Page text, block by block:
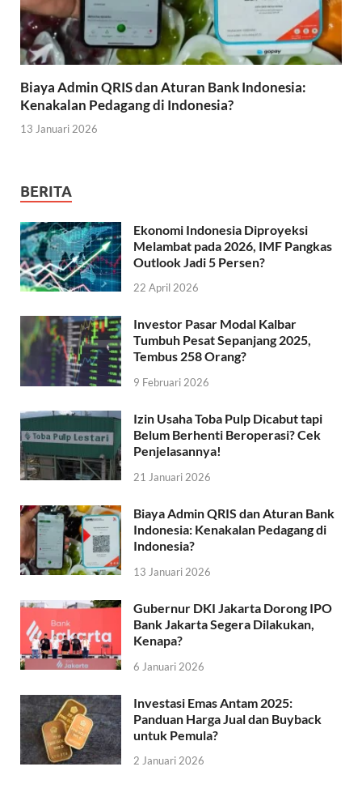
Biaya Admin QRIS dan Aturan Bank Indonesia:
Kenakalan Pedagang di Indonesia?
13 Januari 2026
BERITA
Ekonomi Indonesia Diproyeksi
Melambat pada 2026, IMF Pangkas
Outlook Jadi 5 Persen?
22 April 2026
Investor Pasar Modal Kalbar
Tumbuh Pesat Sepanjang 2025,
Tembus 258 Orang?
9 Februari 2026
Izin Usaha Toba Pulp Dicabut tapi
Belum Berhenti Beroperasi? Cek
Penjelasannya!
21 Januari 2026
Biaya Admin QRIS dan Aturan Bank
Indonesia: Kenakalan Pedagang di
Indonesia?
13 Januari 2026
Gubernur DKI Jakarta Dorong IPO
Bank Jakarta Segera Dilakukan,
Kenapa?
6 Januari 2026
Investasi Emas Antam 2025:
Panduan Harga Jual dan Buyback
untuk Pemula?
2 Januari 2026